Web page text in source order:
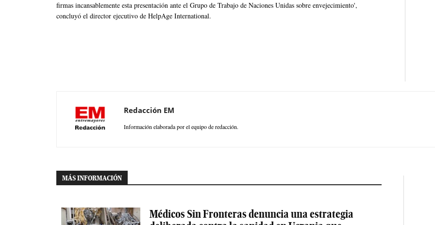
firmas incansablemente esta presentación ante el Grupo de Trabajo de Naciones Unidas sobre envejecimiento',
concluyó el director ejecutivo de HelpAge International.
Redacción EM
Información elaborada por el equipo de redacción.
MÁS INFORMACIÓN
Médicos Sin Fronteras denuncia una estrategia